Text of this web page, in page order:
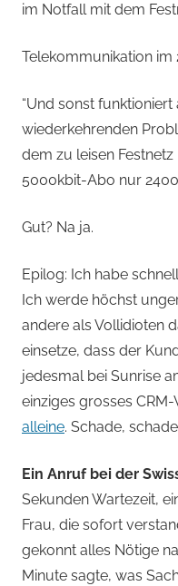
im Notfall mit dem
Telekommunikation im
“Und sonst funktioniert
wiederkehrenden
dem zu leisen
5000kbit-Abo nur
Gut? Na ja.
Epilog: Ich habe
Ich werde höchst
andere als Vollidioten
einsetze, dass der
jedesmal bei Sunrise
einziges grosses CRM-
alleine. Schade,
Ein Anruf bei der
Sekunden Wartezeit,
Frau, die sofort
gekonnt alles Nötige
Minute sagte, was